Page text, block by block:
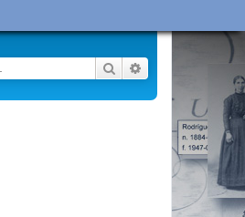
Buscar Búsqueda